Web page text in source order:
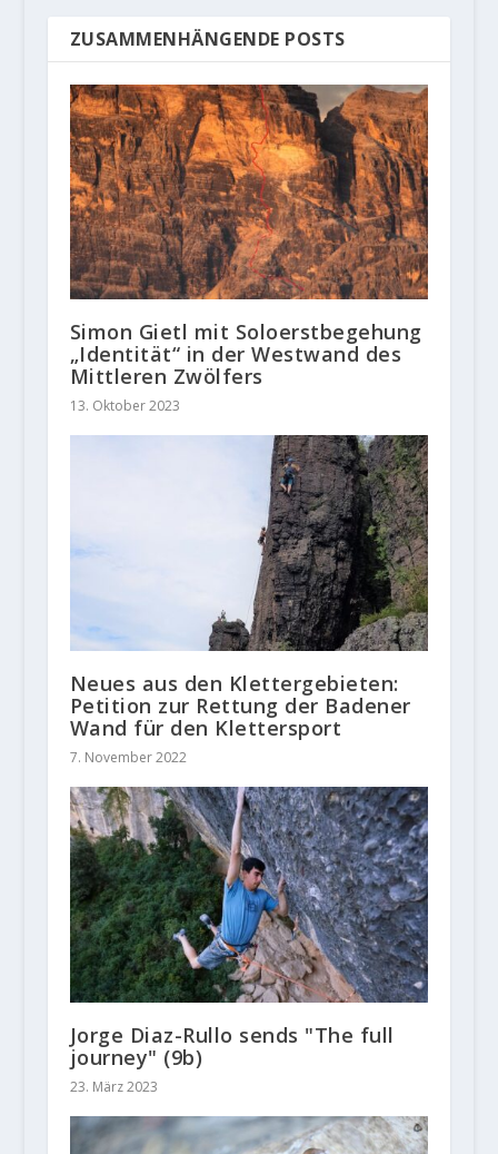
ZUSAMMENHÄNGENDE POSTS
Simon Gietl mit Soloerstbegehung
„Identität“ in der Westwand des
Mittleren Zwölfers
13. Oktober 2023
Neues aus den Klettergebieten:
Petition zur Rettung der Badener
Wand für den Klettersport
7. November 2022
Jorge Diaz-Rullo sends "The full
journey" (9b)
23. März 2023